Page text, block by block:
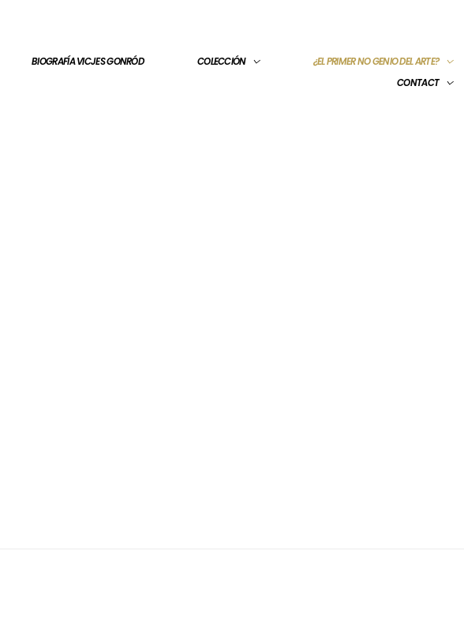
BIOGRAFÍA VICJES GONRÓD COLECCIÓN
¿EL PRIMER NO GENIO DEL ARTE?
CONTACT